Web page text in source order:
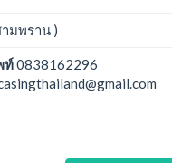
มพราน )
ท์0838162296